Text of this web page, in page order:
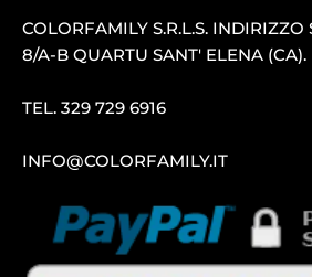
COLORFAMILY S.R.L.S. INDIRIZZO
8/A-B QUARTU SANT′ ELENA (CA).
TEL. 329 729 6916
INFO@COLORFAMILY.IT